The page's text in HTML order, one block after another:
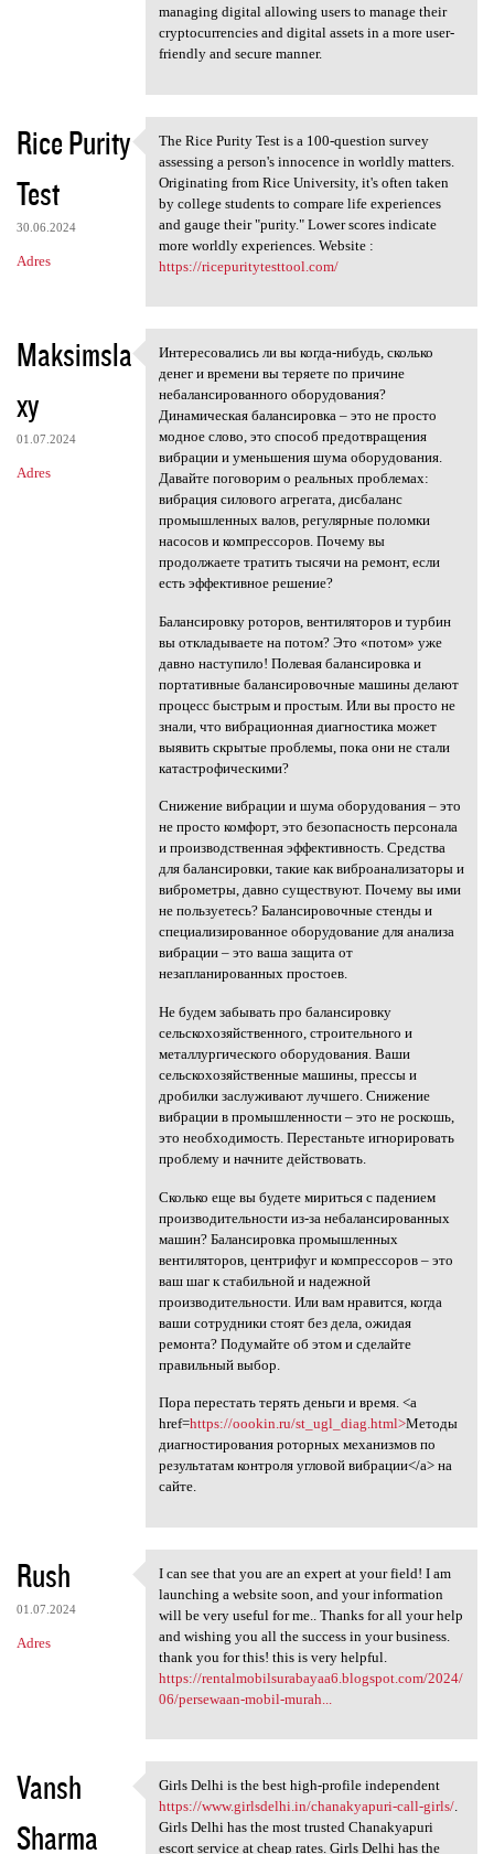
managing digital allowing users to manage their
cryptocurrencies and digital assets in a more user-
friendly and secure manner.
Rice Purity
Test
30.06.2024
Adres
The Rice Purity Test is a 100
The Rice Purity Test is a 100-question survey
assessing a person's innocence in worldly matters.
Originating from Rice University, it's often taken
by college students to compare life experiences
and gauge their "purity." Lower scores indicate
more worldly experiences. Website :
https://ricepuritytesttool.com/
Maksimsla
xy
01.07.2024
Adres
Интересовались ли вы когда
Интересовались ли вы когда-нибудь, сколько
денег и времени вы теряете по причине
небалансированного оборудования?
Динамическая балансировка – это не просто
модное слово, это способ предотвращения
вибрации и уменьшения шума оборудования.
Давайте поговорим о реальных проблемах:
вибрация силового агрегата, дисбаланс
промышленных валов, регулярные поломки
насосов и компрессоров. Почему вы
продолжаете тратить тысячи на ремонт, если
есть эффективное решение?
Балансировку роторов, вентиляторов и турбин
вы откладываете на потом? Это «потом» уже
давно наступило! Полевая балансировка и
портативные балансировочные машины делают
процесс быстрым и простым. Или вы просто не
знали, что вибрационная диагностика может
выявить скрытые проблемы, пока они не стали
катастрофическими?
Снижение вибрации и шума оборудования – это
не просто комфорт, это безопасность персонала
и производственная эффективность. Средства
для балансировки, такие как виброанализаторы и
виброметры, давно существуют. Почему вы ими
не пользуетесь? Балансировочные стенды и
специализированное оборудование для анализа
вибрации – это ваша защита от
незапланированных простоев.
Не будем забывать про балансировку
сельскохозяйственного, строительного и
металлургического оборудования. Ваши
сельскохозяйственные машины, прессы и
дробилки заслуживают лучшего. Снижение
вибрации в промышленности – это не роскошь,
это необходимость. Перестаньте игнорировать
проблему и начните действовать.
Сколько еще вы будете мириться с падением
производительности из-за небалансированных
машин? Балансировка промышленных
вентиляторов, центрифуг и компрессоров – это
ваш шаг к стабильной и надежной
производительности. Или вам нравится, когда
ваши сотрудники стоят без дела, ожидая
ремонта? Подумайте об этом и сделайте
правильный выбор.
Пора перестать терять деньги и время. <a
href=https://oookin.ru/st_ugl_diag.html>Методы
диагностирования роторных механизмов по
результатам контроля угловой вибрации</a> на
сайте.
Rush
01.07.2024
Adres
I can see that you are an
I can see that you are an expert at your field! I am
launching a website soon, and your information
will be very useful for me.. Thanks for all your help
and wishing you all the success in your business.
thank you for this! this is very helpful.
https://rentalmobilsurabayaa6.blogspot.com/2024/
06/persewaan-mobil-murah...
Vansh
Sharma
Girls Delhi is the best high
Girls Delhi is the best high-profile independent
https://www.girlsdelhi.in/chanakyapuri-call-girls/.
Girls Delhi has the most trusted Chanakyapuri
escort service at cheap rates. Girls Delhi has the